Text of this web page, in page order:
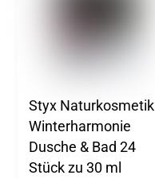
Styx Naturkosmetik
Winterharmonie
Dusche & Bad 24
Stück zu 30 ml